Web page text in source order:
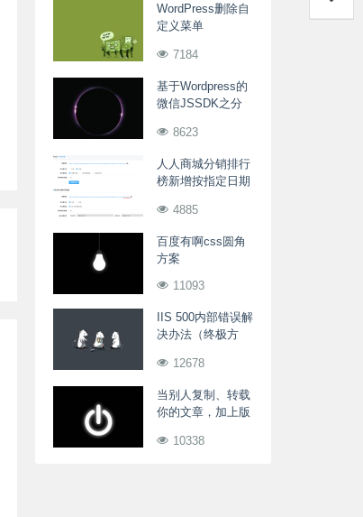
WordPress删除自
定义菜单
数的div ul li标签
7184
基于Wordpress的
微信JSSDK之分
决方案
8623
人人商城分销排行
榜新增按指定日期
4885
百度有啊css圆角
方案
11093
IIS 500内部错误解
决办法（终极方
12678
当别人复制、转载
你的文章，加上版
10338